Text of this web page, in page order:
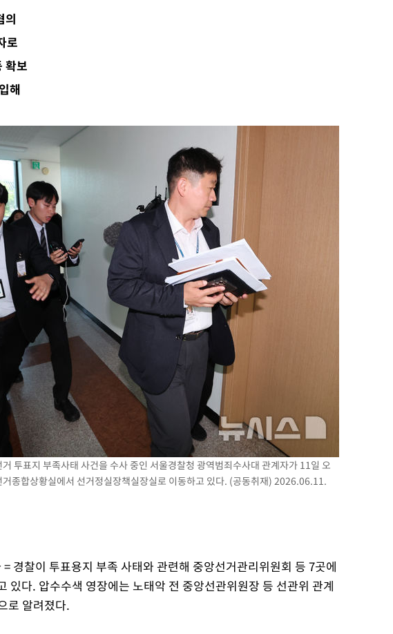
회관 등 압수수색
감시·경계태세 강
일 가능성
파악 중"
사"
일 재개
무역적자 있어"
수색에 '충격·당황'
순간 '40도'
요임무종사 혐의
마감
마감
감
충돌 흔적 포착
끝 과달라하라 격파
염 잠시 꺾인다"
주의가 최대 위협"
통제권' 수용할까
위해 불가피"
회관 등 압수수색
의
로
확보
해
투표지 부족사태 사건을 수사 중인 서울경찰청 광역범죄수사대 관계자가 11일 오
종합상황실에서 선거정실장책실장실로 이동하고 있다. (공동취재) 2026.06.11.
경찰이 투표용지 부족 사태와 관련해 중앙선거관리위원회 등 7곳에
있다. 압수수색 영장에는 노태악 전 중앙선관위원장 등 선관위 관계
로 알려졌다.